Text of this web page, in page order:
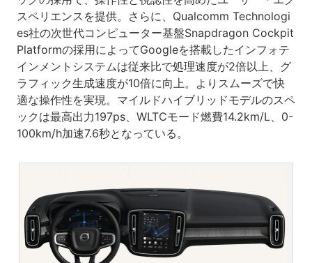
スペリエンスを提供。さらに、Qualcomm Technologi
es社の次世代コンピューター基盤Snapdragon Cockpit
Platformの採用によってGoogleを搭載したインフォテ
インメントシステムは従来比で処理速度が2倍以上、グ
ラフィック生成速度が10倍に向上。よりスムーズで快
適な操作性を実現。マイルドハイブリッドモデルのスペ
ックは最高出力197ps、WLTCモード燃費14.2km/L、0-
100km/h加速7.6秒となっている。